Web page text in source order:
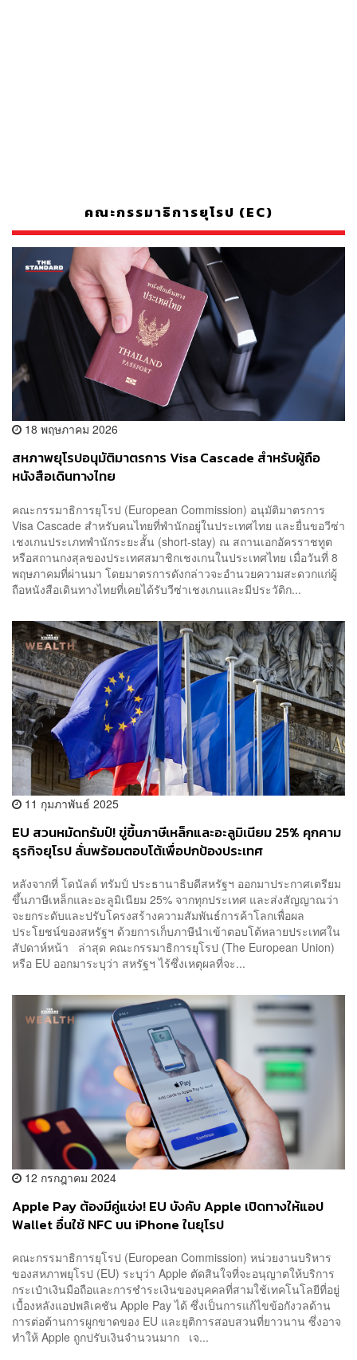
คณะกรรมาธิการยุโรป (EC)
18 พฤษภาคม 2026
สหภาพยุโรปอนุมัติมาตรการ Visa Cascade สำหรับผู้ถือ
หนังสือเดินทางไทย
คณะกรรมาธิการยุโรป (European Commission) อนุมัติมาตรการ
Visa Cascade สำหรับคนไทยที่พำนักอยู่ในประเทศไทย และยื่นขอวีซ่า
เชงเกนประเภทพำนักระยะสั้น (short-stay) ณ สถานเอกอัครราชทูต
หรือสถานกงสุลของประเทศสมาชิกเชงเกนในประเทศไทย เมื่อวันที่ 8
พฤษภาคมที่ผ่านมา โดยมาตรการดังกล่าวจะอำนวยความสะดวกแก่ผู้
ถือหนังสือเดินทางไทยที่เคยได้รับวีซ่าเชงเกนและมีประวัติก...
11 กุมภาพันธ์ 2025
EU สวนหมัดทรัมป์! ขู่ขึ้นภาษีเหล็กและอะลูมิเนียม 25% คุกคาม
ธุรกิจยุโรป ลั่นพร้อมตอบโต้เพื่อปกป้องประเทศ
หลังจากที่ โดนัลด์ ทรัมป์ ประธานาธิบดีสหรัฐฯ ออกมาประกาศเตรียม
ขึ้นภาษีเหล็กและอะลูมิเนียม 25% จากทุกประเทศ และส่งสัญญาณว่า
จะยกระดับและปรับโครงสร้างความสัมพันธ์การค้าโลกเพื่อผล
ประโยชน์ของสหรัฐฯ ด้วยการเก็บภาษีนำเข้าตอบโต้หลายประเทศใน
สัปดาห์หน้า ล่าสุด คณะกรรมาธิการยุโรป (The European Union)
หรือ EU ออกมาระบุว่า สหรัฐฯ ไร้ซึ่งเหตุผลที่จะ...
12 กรกฎาคม 2024
Apple Pay ต้องมีคู่แข่ง! EU บังคับ Apple เปิดทางให้แอป
Wallet อื่นใช้ NFC บน iPhone ในยุโรป
คณะกรรมาธิการยุโรป (European Commission) หน่วยงานบริหาร
ของสหภาพยุโรป (EU) ระบุว่า Apple ตัดสินใจที่จะอนุญาตให้บริการ
กระเป๋าเงินมือถือและการชำระเงินของบุคคลที่สามใช้เทคโนโลยีที่อยู่
เบื้องหลังแอปพลิเคชัน Apple Pay ได้ ซึ่งเป็นการแก้ไขข้อกังวลด้าน
การต่อต้านการผูกขาดของ EU และยุติการสอบสวนที่ยาวนาน ซึ่งอาจ
ทำให้ Apple ถูกปรับเงินจำนวนมาก เจ...